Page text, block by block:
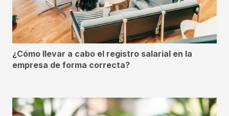
¿Cómo llevar a cabo el registro salarial en la
empresa de forma correcta?